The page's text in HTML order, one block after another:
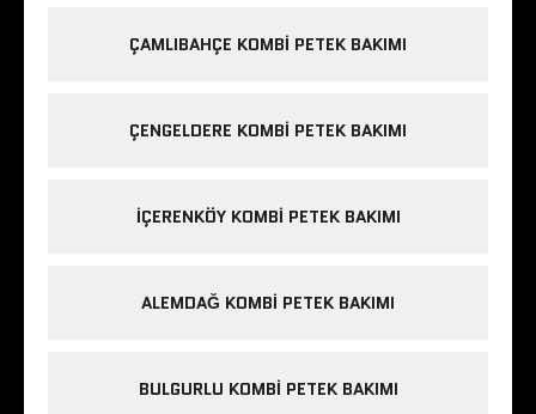
ÇAMLIBAHÇE KOMBI PETEK BAKIMI
ÇENGELDERE KOMBI PETEK BAKIMI
IÇERENKÖY KOMBI PETEK BAKIMI
ALEMDAĞ KOMBI PETEK BAKIMI
BULGURLU KOMBI PETEK BAKIMI